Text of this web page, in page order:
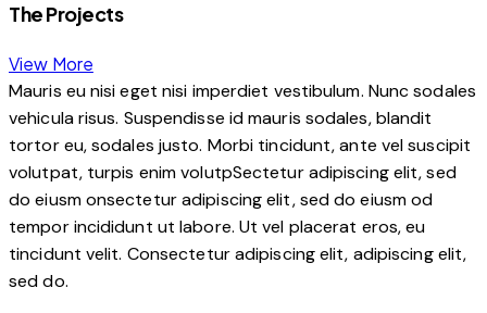
The Projects
View More
Mauris eu nisi eget nisi imperdiet vestibulum. Nunc sodales
vehicula risus. Suspendisse id mauris sodales, blandit
tortor eu, sodales justo. Morbi tincidunt, ante vel suscipit
volutpat, turpis enim volutpSectetur adipiscing elit, sed
do eiusm onsectetur adipiscing elit, sed do eiusm od
tempor incididunt ut labore. Ut vel placerat eros, eu
tincidunt velit. Consectetur adipiscing elit, adipiscing elit,
sed do.